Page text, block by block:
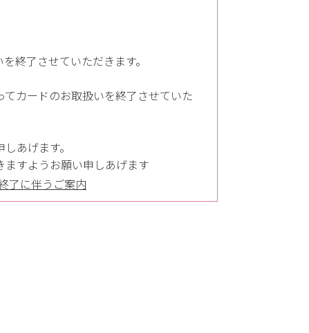
終了させていただきます。
カードのお取扱いを終了させていた
あげます。
すようお願い申しあげます
了に伴うご案内